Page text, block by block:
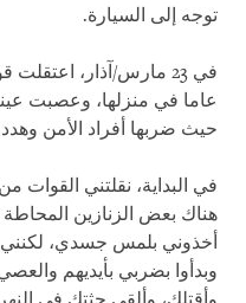
توجه إلى السيارة.
عاما في منزلها، وعصبت
حيث ضربها أفراد الأمن
في البداية، نقلتني القوات
هناك بعض الزنازين المحاطة
أخذوني بلمس جسدي، لكنني
وبدأوا بضربي بأيديهم